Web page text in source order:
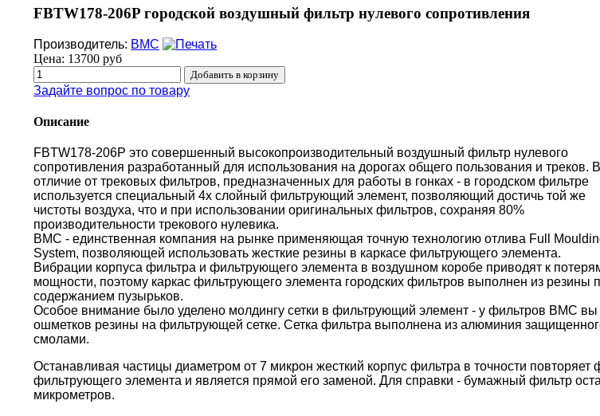
FBTW178-206P городской воздушный фильтр нулевого сопротивления
Производитель: BMC
Цена: 13700 руб
Задайте вопрос по товару
Описание
FBTW178-206P это совершенный высокопроизводительный воздушный фильтр нулевого
сопротивления разработанный для использования на дорогах общего пользования и треков. В
отличие от трековых фильтров, предназначенных для работы в гонках - в городском фильтре
используется специальный 4х слойный фильтрующий элемент, позволяющий достичь той же
чистоты воздуха, что и при использовании оригинальных фильтров, сохраняя 80%
производительности трекового нулевика.
BMC - единственная компания на рынке применяющая точную технологию отлива Full
System, позволяющей использовать жесткие резины в каркасе фильтрующего элемента.
Вибрации корпуса фильтра и фильтрующего элемента в воздушном коробе приводят к
мощности, поэтому каркас фильтрующего элемента городских фильтров выполнен из резины
содержанием пузырьков.
Особое внимание было уделено молдингу сетки в фильтрующий элемент - у фильтров BMC
ошметков резины на фильтрующей сетке. Сетка фильтра выполнена из алюминия
смолами.
Останавливая частицы диаметром от 7 микрон жесткий корпус фильтра в точности повторяет
фильтрующего элемента и является прямой его заменой. Для справки - бумажный фильтр
микрометров.